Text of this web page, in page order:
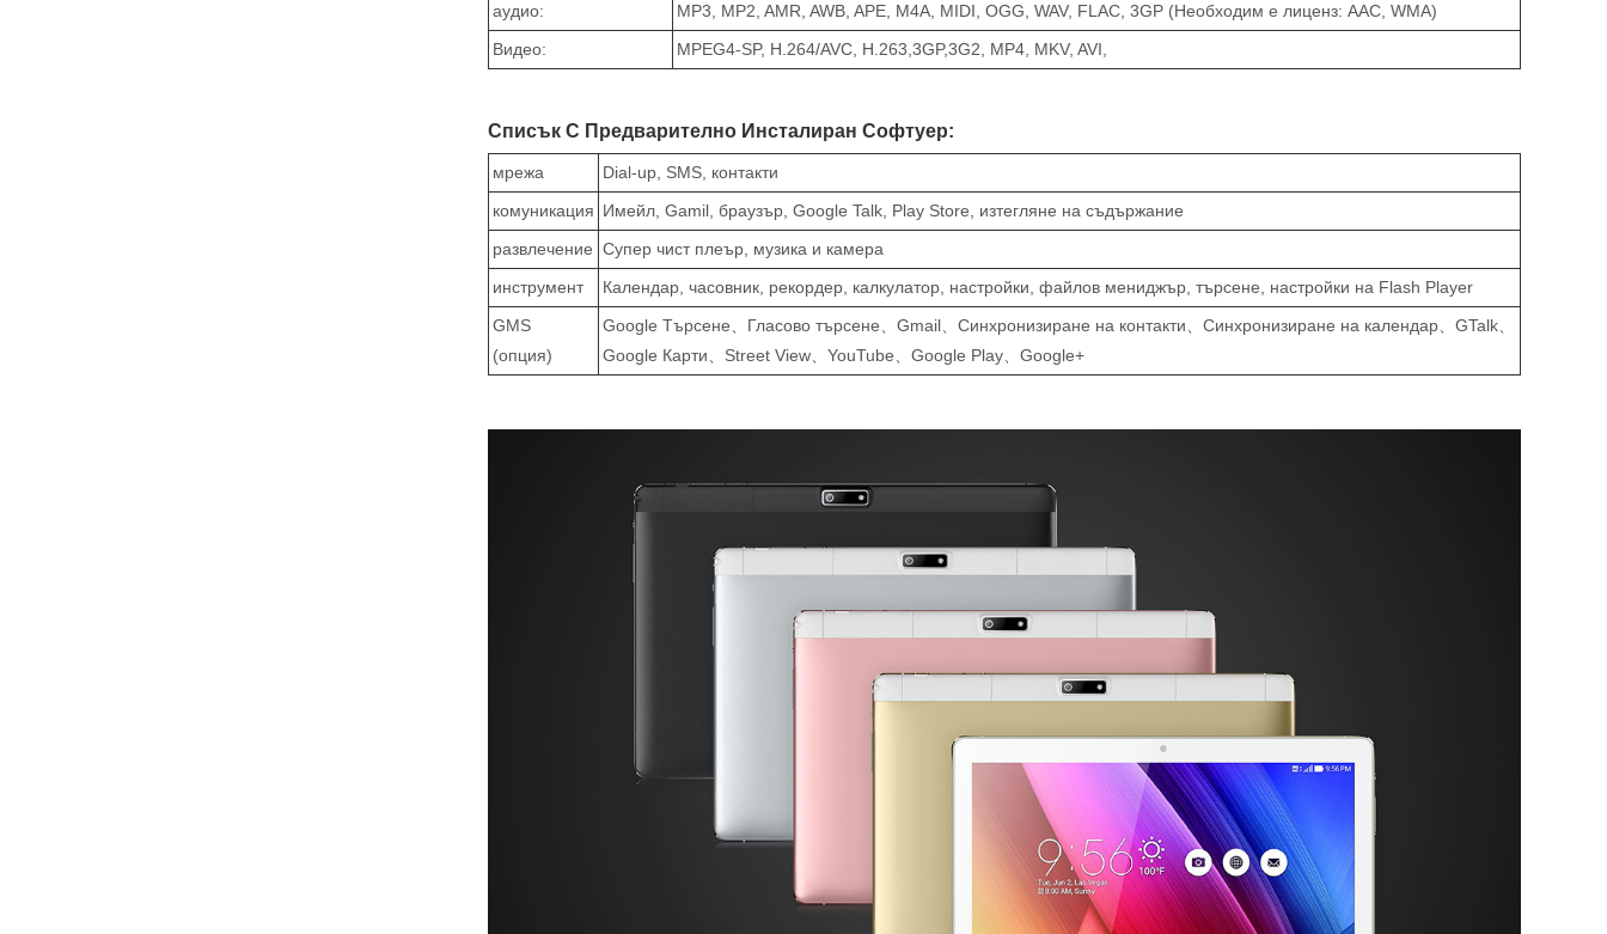
аудио:
MP3, MP2, AMR, AWB, APE, M4A, MIDI, OGG, WAV, FLAC, 3GP (Необходим е лиценз: AAC, WMA)
Видео:
MPEG4-SP, H.264/AVC, H.263,3GP,3G2, MP4, MKV, AVI,
Списък С Предварително Инсталиран Софтуер:
мрежа
Dial-up, SMS, контакти
комуникация Имейл, Gamil, браузър, Google Talk, Play Store, изтегляне на съдържание
развлечение Супер чист плеър, музика и камера
инструмент
Календар, часовник, рекордер, калкулатор, настройки, файлов мениджър, търсене, настройки на Flash Player
GMS
(опция)
Google Търсене、Гласово търсене、Gmail、Синхронизиране на контакти、Синхронизиране на календар、GTalk、
Google Карти、Street View、YouTube、Google Play、Google+